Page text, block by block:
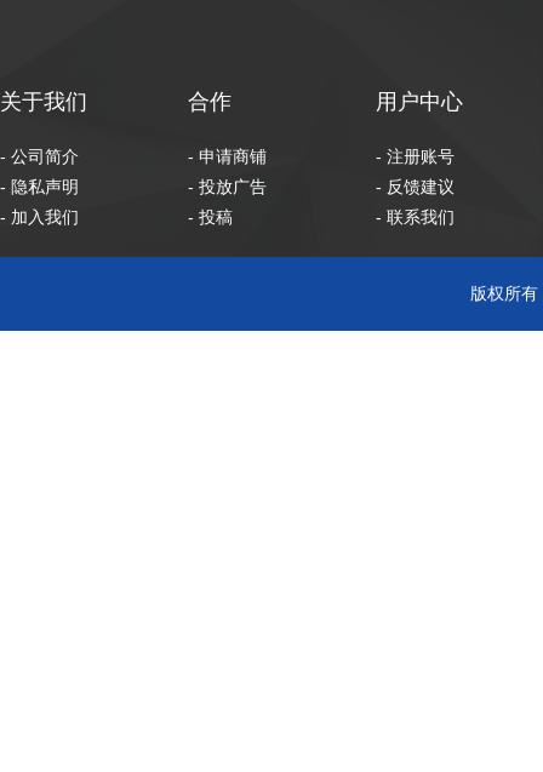
关于我们
- 公司简介
- 隐私声明
- 加入我们
合作
- 申请商铺
- 投放广告
- 投稿
用户中心
- 注册账号
- 反馈建议
- 联系我们
版权所